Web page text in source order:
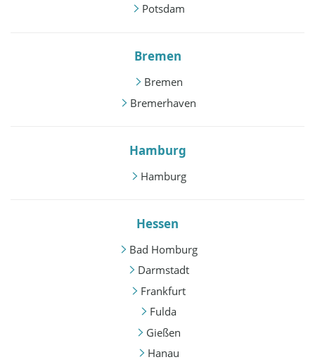
Potsdam
Bremen
Bremen
Bremerhaven
Hamburg
Hamburg
Hessen
Bad Homburg
Darmstadt
Frankfurt
Fulda
Gießen
Hanau